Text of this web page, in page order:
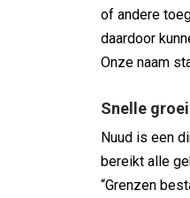
of andere
daardoor
Onze naam
Snelle
Nuud is een
bereikt alle
“Grenzen